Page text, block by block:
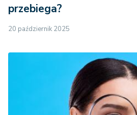
przebiega?
20 październik 2025